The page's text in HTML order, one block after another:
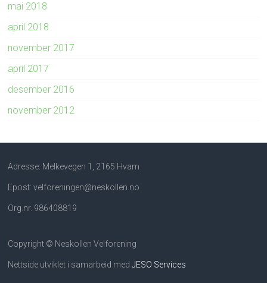
mai 2018
april 2018
november 2017
april 2017
desember 2016
november 2012
Adresse: Melkevegen 1, 2165 Hvam
Epost: velforeningen@neskollen.no
Org.nr. 986408819
Copyright © Neskollen Velforening
Nettside utviklet i samarbeid medJESO Services